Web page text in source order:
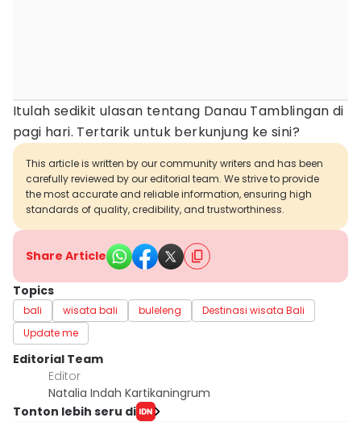
Itulah sedikit ulasan tentang Danau Tamblingan di
pagi hari. Tertarik untuk berkunjung ke sini?
This article is written by our community writers and has been
carefully reviewed by our editorial team. We strive to provide
the most accurate and reliable information, ensuring high
standards of quality, credibility, and trustworthiness.
Share Article
Topics
bali wisata bali buleleng
Destinasi wisata Bali
Update me
Editorial Team
Editor
Natalia Indah Kartikaningrum
Tonton lebih seru di